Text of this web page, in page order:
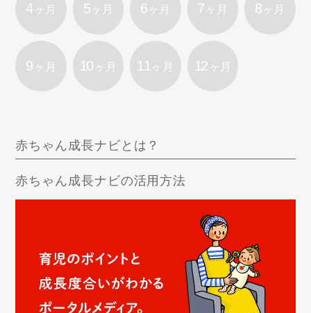
4 ヶ月 5 ヶ月 6 ヶ月 7 ヶ月 8 ヶ月
9 ヶ月 10 ヶ月 11 ヶ月 12 ヶ月
赤ちゃん成長ナビとは？
赤ちゃん成長ナビの活用方法